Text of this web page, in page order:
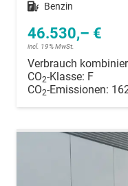
Kraftstoff Benzin
46.530,– €
incl. 19% MwSt.
Verbrauch
CO2-Klasse: F
CO2-Emissionen: